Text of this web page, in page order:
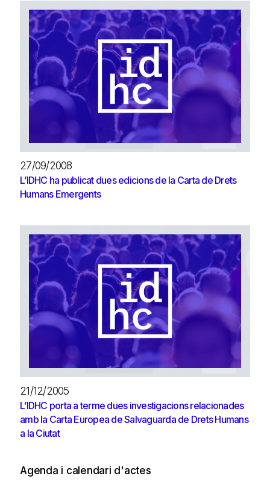
27/09/2008
L’IDHC ha publicat dues edicions de la Carta de Drets
Humans Emergents
21/12/2005
L’IDHC porta a terme dues investigacions relacionades
amb la Carta Europea de Salvaguarda de Drets Humans
a la Ciutat
Agenda i calendari d'actes